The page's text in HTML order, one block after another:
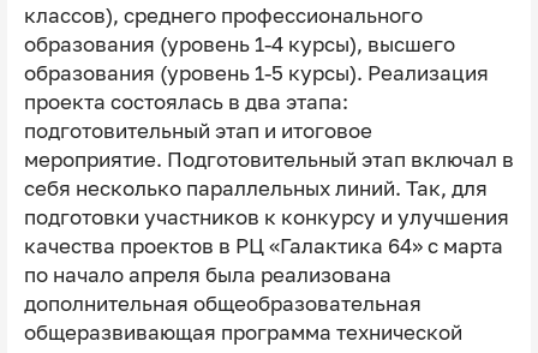
классов), среднего профессионального
образования (уровень 1-4 курсы), высшего
образования (уровень 1-5 курсы). Реализация
проекта состоялась в два этапа:
подготовительный этап и итоговое
мероприятие. Подготовительный этап включал в
себя несколько параллельных линий. Так, для
подготовки участников к конкурсу и улучшения
качества проектов в РЦ «Галактика 64» с марта
по начало апреля была реализована
дополнительная общеобразовательная
общеразвивающая программа технической